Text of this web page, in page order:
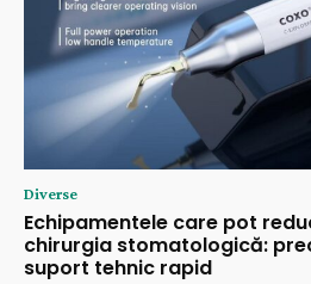
Diverse
Echipamentele care pot
chirurgia stomatologică:
suport tehnic rapid